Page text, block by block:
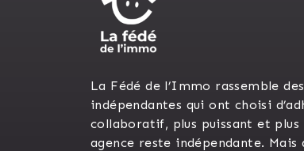
La Fédé de l’Immo rassemble
indépendantes qui ont choisi
collaboratif, plus puissant et plus
agence reste indépendante. Mais